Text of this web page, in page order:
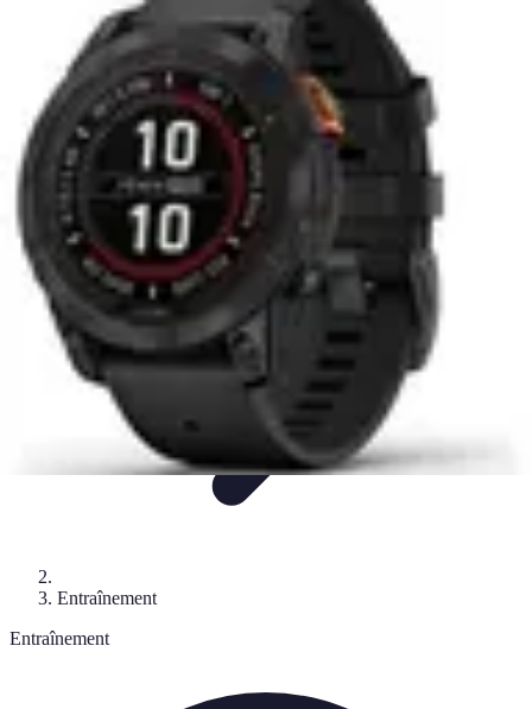
Passion Fitness
NutritionMusculation Cardio Débuter en Fitness
Passion Fitness
Entraînement
Entraînement